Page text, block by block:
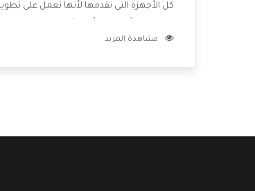
كل الأجهزة التى تقدمها لأنها تعمل على
أفضل خدمات ما بعد البيع مع المنتجات وتقدم
مشاهدة المزيد